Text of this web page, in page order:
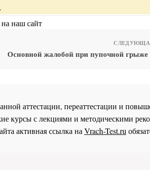
.
наш сайт
Основной жалобой при пупочной грыже
аттестации, переаттестации и
курсы с лекциями и методическими
активная ссылка на Vrach-Test.ru